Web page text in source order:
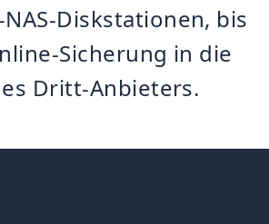
Diskstationen, bis
Sicherung in die
Dritt-Anbieters.